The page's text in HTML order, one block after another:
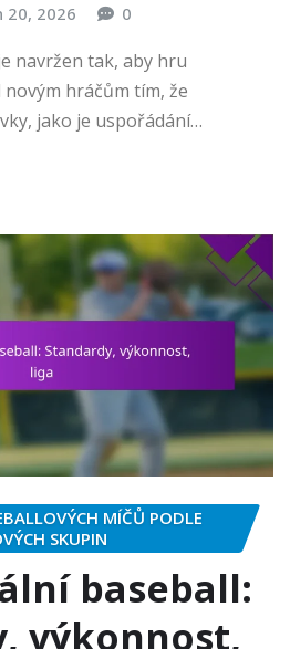
20, 2026 0
navržen tak, aby hru
hráčům tím, že
jako je uspořádání…
MÍČŮ PODLE
SKUPIN
baseball:
výkonnost,